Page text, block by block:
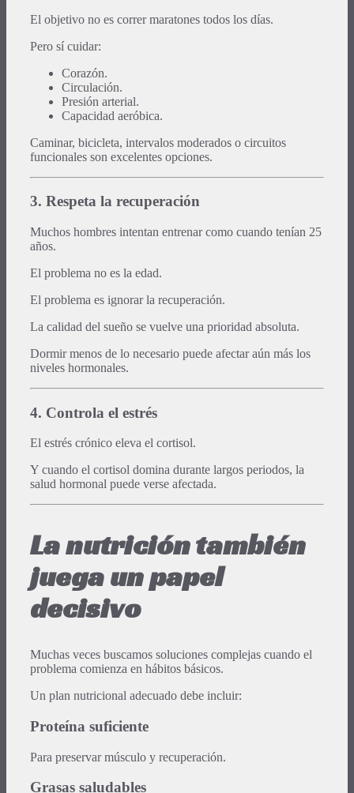
El objetivo no es correr maratones todos los días.
Pero sí cuidar:
Corazón.
Circulación.
Presión arterial.
Capacidad aeróbica.
Caminar, bicicleta, intervalos moderados o circuitos
funcionales son excelentes opciones.
3. Respeta la recuperación
Muchos hombres intentan entrenar como cuando tenían 25
años.
El problema no es la edad.
El problema es ignorar la recuperación.
La calidad del sueño se vuelve una prioridad absoluta.
Dormir menos de lo necesario puede afectar aún más los
niveles hormonales.
4. Controla el estrés
El estrés crónico eleva el cortisol.
Y cuando el cortisol domina durante largos periodos, la
salud hormonal puede verse afectada.
La nutrición también
juega un papel
decisivo
Muchas veces buscamos soluciones complejas cuando el
problema comienza en hábitos básicos.
Un plan nutricional adecuado debe incluir:
Proteína suficiente
Para preservar músculo y recuperación.
Grasas saludables